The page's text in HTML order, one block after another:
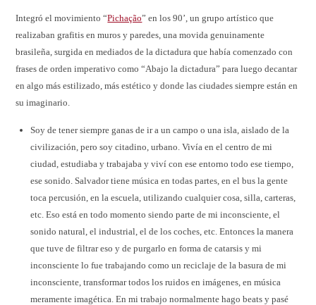
Integró el movimiento “Pichação” en los 90’, un grupo artístico que
realizaban grafitis en muros y paredes, una movida genuinamente
brasileña, surgida en mediados de la dictadura que había comenzado con
frases de orden imperativo como “Abajo la dictadura” para luego decantar
en algo más estilizado, más estético y donde las ciudades siempre están en
su imaginario.
Soy de tener siempre ganas de ir a un campo o una isla, aislado de la
civilización, pero soy citadino, urbano. Vivía en el centro de mi
ciudad, estudiaba y trabajaba y viví con ese entorno todo ese tiempo,
ese sonido. Salvador tiene música en todas partes, en el bus la gente
toca percusión, en la escuela, utilizando cualquier cosa, silla, carteras,
etc. Eso está en todo momento siendo parte de mi inconsciente, el
sonido natural, el industrial, el de los coches, etc. Entonces la manera
que tuve de filtrar eso y de purgarlo en forma de catarsis y mi
inconsciente lo fue trabajando como un reciclaje de la basura de mi
inconsciente, transformar todos los ruidos en imágenes, en música
meramente imagética. En mi trabajo normalmente hago beats y pasé